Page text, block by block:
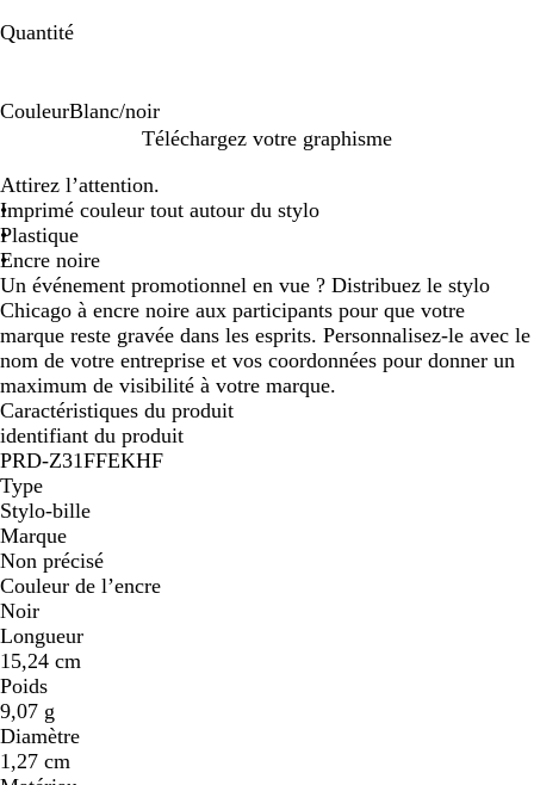
Quantité
CouleurBlanc/noir
a
n
c
/
n
o
i
r
Téléchargez votre graphisme
Attirez l’attention.
Imprimé couleur tout autour du stylo
Plastique
Encre noire
Un événement promotionnel en vue ? Distribuez le stylo
Chicago à encre noire aux participants pour que votre
marque reste gravée dans les esprits. Personnalisez-le avec le
nom de votre entreprise et vos coordonnées pour donner un
maximum de visibilité à votre marque.
Caractéristiques du produit
identifiant du produit
PRD-Z31FFEKHF
Type
Stylo-bille
Marque
Non précisé
Couleur de l’encre
Noir
Longueur
15,24 cm
Poids
9,07 g
Diamètre
1,27 cm